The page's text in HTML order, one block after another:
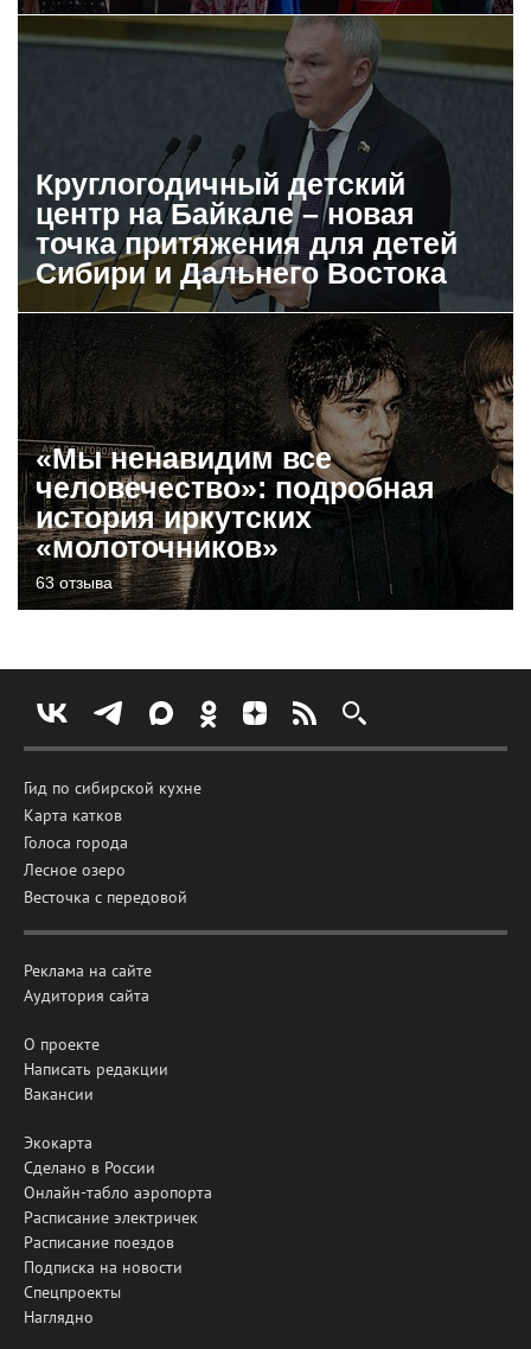
Круглогодичный детский
центр на Байкале – новая
точка притяжения для детей
Сибири и Дальнего Востока
«Мы ненавидим все
человечество»: подробная
история иркутских
«молоточников»
63 отзыва
Гид по сибирской кухне
Карта катков
Голоса города
Лесное озеро
Весточка с передовой
Реклама на сайте
Аудитория сайта
О проекте
Написать редакции
Вакансии
Экокарта
Сделано в России
Онлайн-табло аэропорта
Расписание электричек
Расписание поездов
Подписка на новости
Спецпроекты
Наглядно